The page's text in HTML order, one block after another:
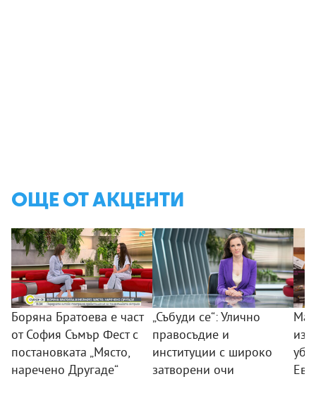
ОЩЕ ОТ АКЦЕНТИ
Боряна Братоева е част
от София Съмър Фест с
постановката „Място,
наречено Другаде“
„Събуди се“: Улично
правосъдие и
институции с широко
затворени очи